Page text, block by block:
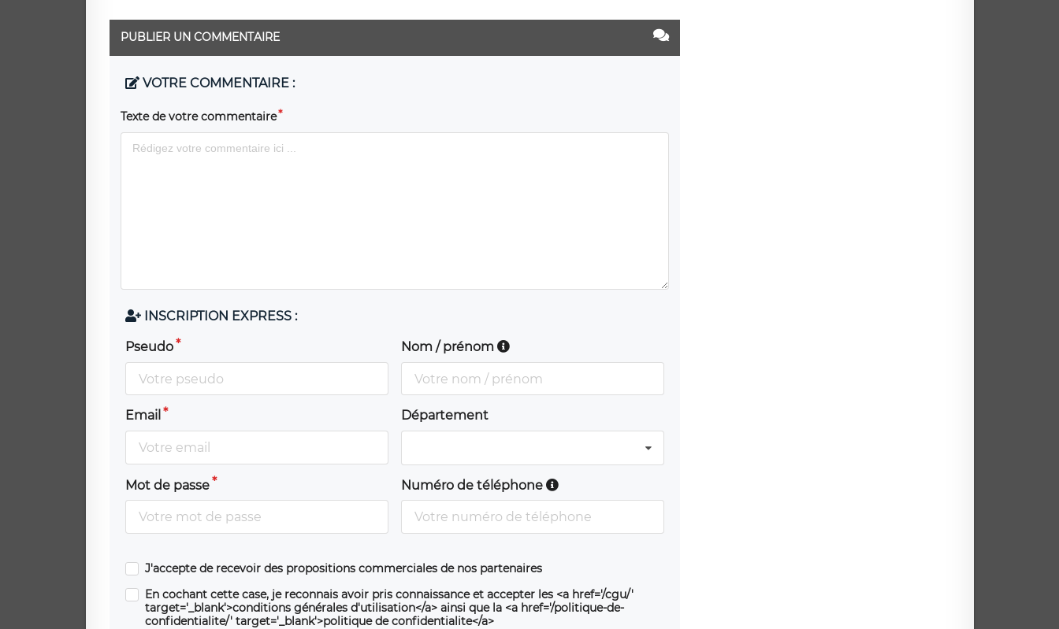
PUBLIER UN COMMENTAIRE
VOTRE COMMENTAIRE :
Texte de votre commentaire
INSCRIPTION EXPRESS :
Pseudo Nom / prénom
Email Département
Mot de passe Numéro de téléphone
J'accepte de recevoir des propositions commerciales de nos partenaires
En cochant cette case, je reconnais avoir pris connaissance et accepter les <a href='/cgu/'
target='_blank'>conditions générales d'utilisation</a> ainsi que la <a href='/politique-de-
confidentialite/' target='_blank'>politique de confidentialite</a>